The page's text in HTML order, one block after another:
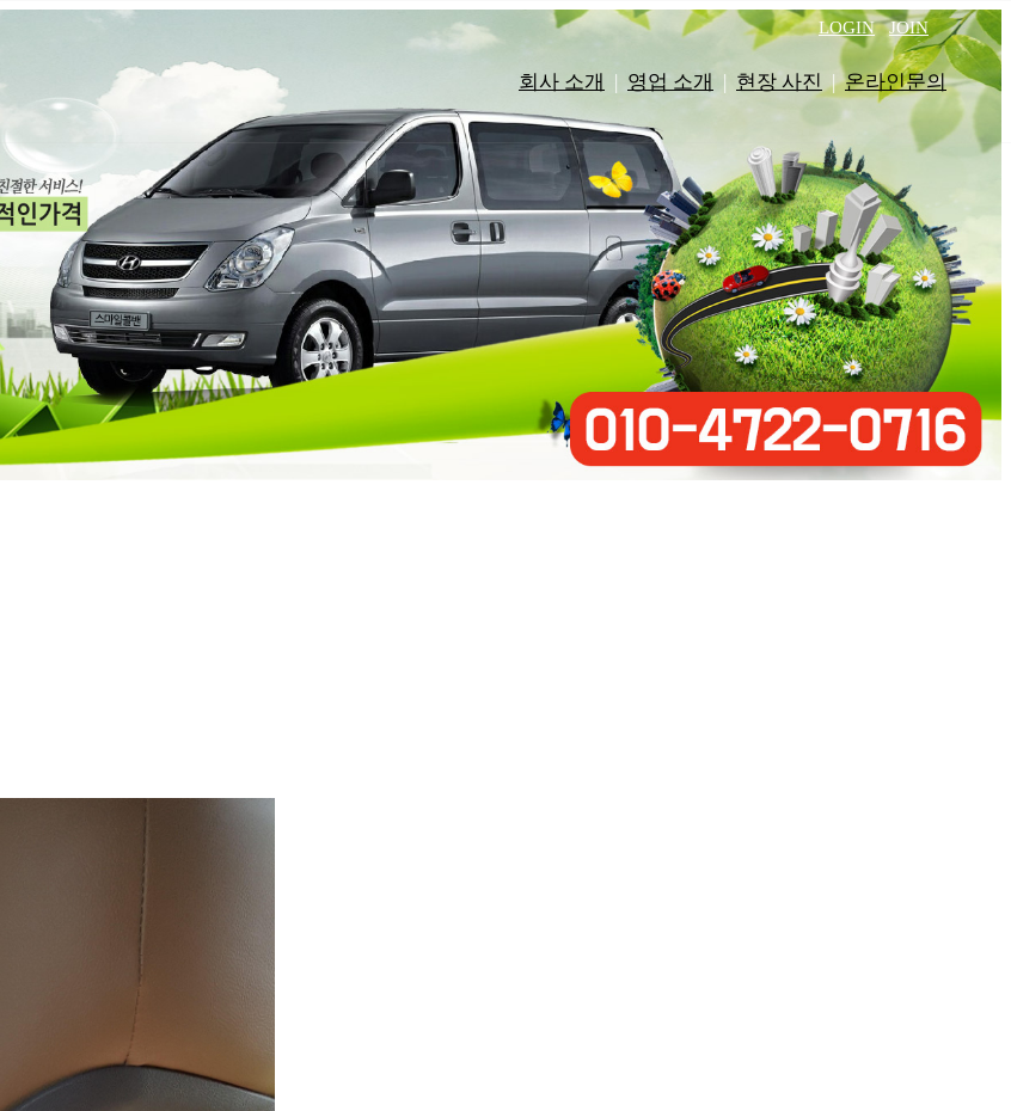
LOGIN JOIN
회사 소개 | 영업 소개 | 현장 사진 | 온라인문의